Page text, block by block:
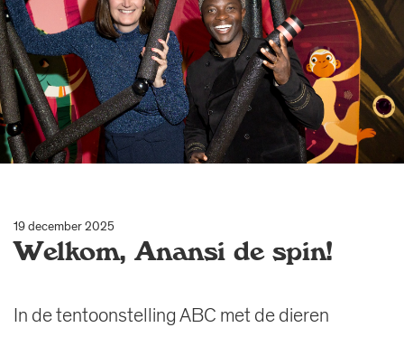
19 december 2025
Welkom, Anansi de spin!
In de tentoonstelling ABC met de dieren